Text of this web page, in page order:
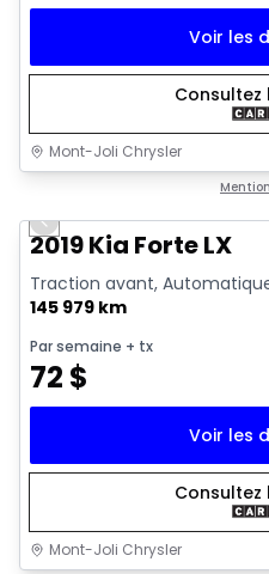
Voir les
Consultez
Mont-Joli Chrysler
Vidéo disponible
Previous slide
2019 Kia Forte LX
Traction avant,
145 979 km
Par semaine + tx
72 $
Voir les
Consultez
Mont-Joli Chrysler